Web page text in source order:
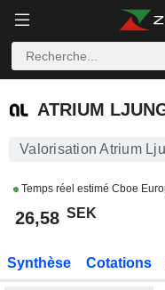
ATRIUM
ATRIUM
Valorisation Atrium
Temps réel estimé Cboe
26,58 SEK
Synthèse Cotations